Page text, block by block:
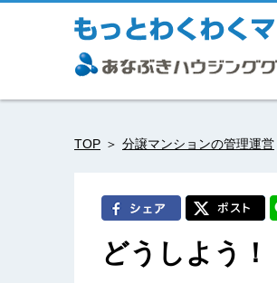
TOP 分譲マンションの管理運営
どうしよう